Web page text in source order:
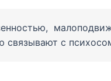
связывают с